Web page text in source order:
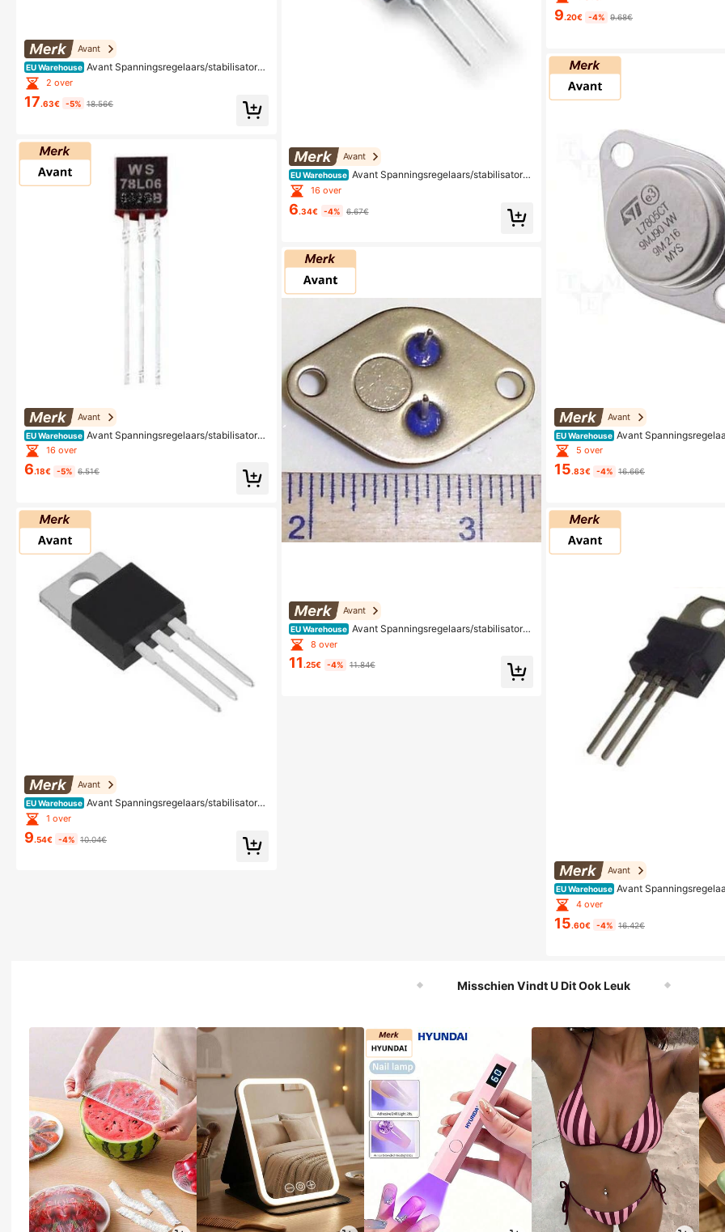
Avant
EU Warehouse Avant Spanningsregelaars/stabilisatore
n
2 over
17.63€ -5% 18.56€
Avant
EU Warehouse Avant Spanningsregelaars/stabilisatore
n
16 over
6.18€ -5% 6.51€
Avant
EU Warehouse Avant Spanningsregelaars/stabilisatore
n
1 over
9.54€ -4% 10.04€
Avant
EU Warehouse Avant Spanningsregelaars/stabilisatore
n
16 over
6.34€ -4% 6.67€
Avant
EU Warehouse Avant Spanningsregelaars/stabilisatore
n
8 over
11.25€ -4% 11.84€
9.20€ -4% 9.68€
Avant
EU Warehouse Avant
n
5 over
15.83€ -4% 16.66€
Avant
EU Warehouse Avant
n
4 over
15.60€ -4% 16.42€
Misschien Vindt U Dit Ook Leuk